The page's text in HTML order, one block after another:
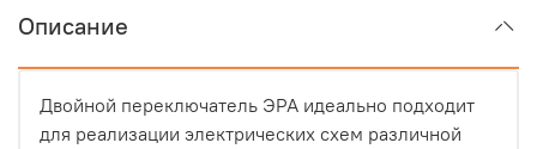
Описание
Двойной переключатель ЭРА идеально подходит
для реализации электрических схем различной